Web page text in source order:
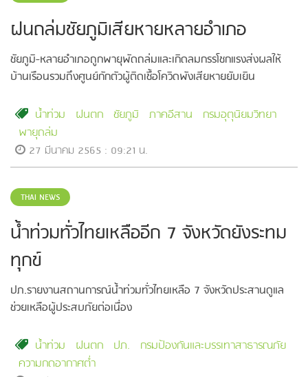
ฝนถล่มชัยภูมิเสียหายหลายอำเภอ
ชัยภูมิ-หลายอำเภอถูกพายุพัดถล่มและเกิดลมกรรโชกแรงส่งผลให้
บ้านเรือนรวมถึงศูนย์กักตัวผู้ติดเชื้อโควิดพังเสียหายยับเยิน
น้ำท่วม ฝนตก ชัยภูมิ ภาคอีสาน
กรมอุตุนิยมวิทยา
พายุถล่ม
27 มีนาคม 2565 : 09:21 น.
THAI NEWS
น้ำท่วมทั่วไทยเหลืออีก 7 จังหวัดยังระทม
ทุกข์
ปภ.รายงานสถานการณ์น้ำท่วมทั่วไทยเหลือ 7 จังหวัดประสานดูแล
ช่วยเหลือผู้ประสบภัยต่อเนื่อง
น้ำท่วม ฝนตก ปภ.
กรมป้องกันและบรรเทาสาธารณภัย
ความกดอากาศต่ำ